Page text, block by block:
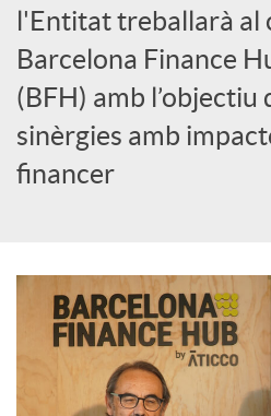
c
i
a
s
l'Entitat treballarà al
Barcelona Finance
(BFH) amb l’objectiu
sinèrgies amb
financer